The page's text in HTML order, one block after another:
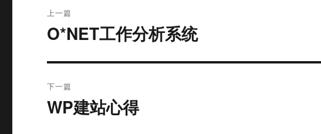
章
上一篇
上
文
O*NET工作分析系统
下一篇
下
WP建站心得